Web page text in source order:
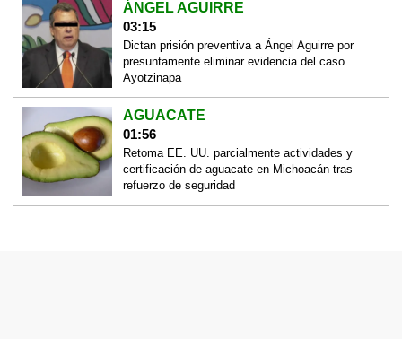
ÁNGEL AGUIRRE
03:15
Dictan prisión preventiva a Ángel Aguirre por
presuntamente eliminar evidencia del caso
Ayotzinapa
AGUACATE
01:56
Retoma EE. UU. parcialmente actividades y
certificación de aguacate en Michoacán tras
refuerzo de seguridad